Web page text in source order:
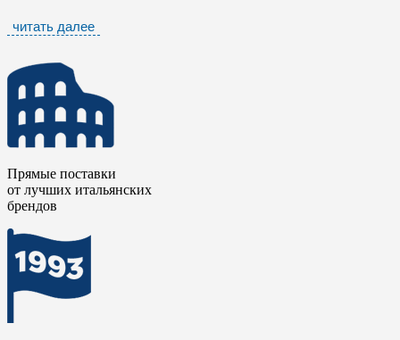
Классический формат 7,5x30 и продуманные отделочные
материалы делают цвета коллекции идеальными для
Итальянский керамогранит
для интерьера, так и для экстерьера: плитка устойчива к
скольжению, натуральна и долговечна.
Благодаря двум размерам и вариативности отделочных
материалов, семь оттенков
безграничные возможности для реализации самых
современных и нестандартных дизайн-проектов.
OXIDA- это философия живой красоты. Здесь ручная работа
превращает различия в достоинства, а неидеальность — в
уникальность.
читать далее
Прямые поставки
от лучших итальянских
брендов